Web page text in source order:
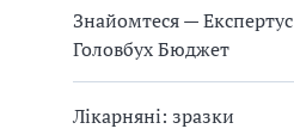
Знайомтеся — Експертус
Головбух Бюджет
Лікарняні: зразки